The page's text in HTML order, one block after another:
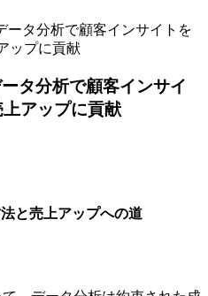
ータ分析で顧客インサイトを
ップに貢献
タ分析で顧客インサイ
上アップに貢献
と売上アップへの道